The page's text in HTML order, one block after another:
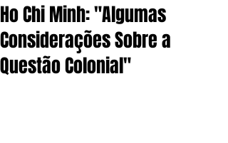
Ho Chi Minh: "Algumas
Considerações Sobre a
Questão Colonial"